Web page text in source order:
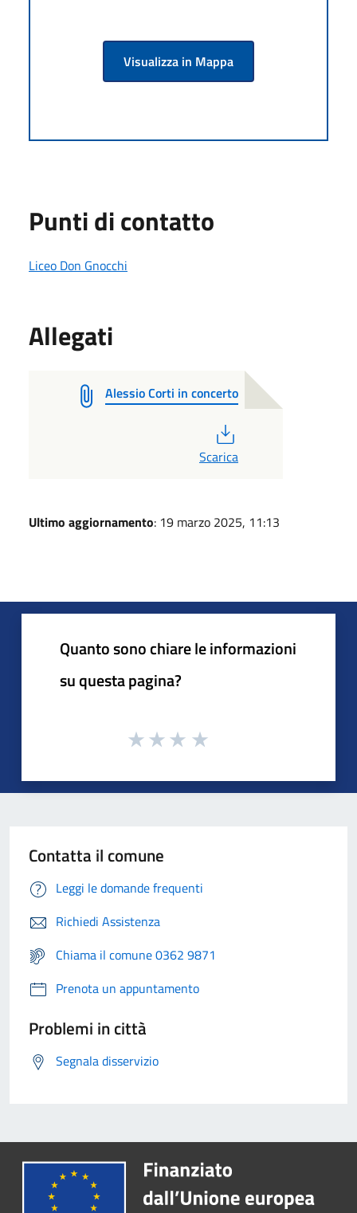
Visualizza in Mappa
Punti di contatto
Liceo Don Gnocchi
Allegati
Alessio Corti in concerto
Scarica
Ultimo aggiornamento: 19 marzo 2025, 11:13
Quanto sono chiare le informazioni
su questa pagina?
Contatta il comune
Leggi le domande frequenti
Richiedi Assistenza
Chiama il comune 0362 9871
Prenota un appuntamento
Problemi in città
Segnala disservizio